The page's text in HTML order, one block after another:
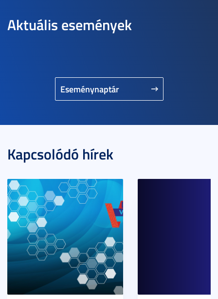
Aktuális események
Eseménynaptár
Kapcsolódó hírek